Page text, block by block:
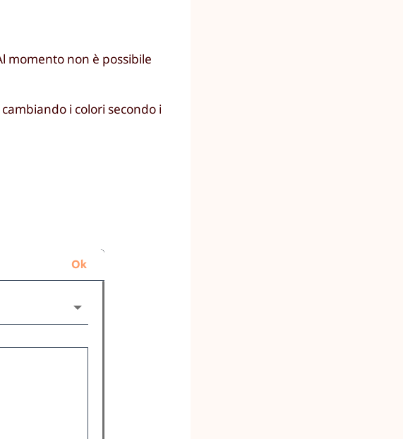
momento non è possibile
cambiando i colori secondo i